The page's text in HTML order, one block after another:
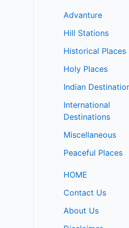
Advanture
Hill Stations
Historical Places
Holy Places
Indian
International
Destinations
Miscellaneous
Peaceful Places
HOME
Contact Us
About Us